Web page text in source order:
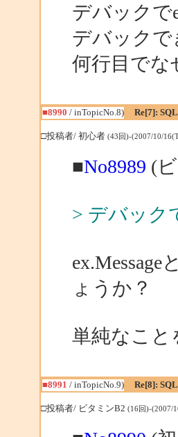
デバックで
デバックで
何行目でな
■8990 / inTopicNo.8) Re[7]:
□投稿者/ 初心者 (43回)-(2007/10/
■No8989 (
> デバック
ょうか？
単純なこと
■8991 / inTopicNo.9) Re[8]:
□投稿者/ ビタミンB2 (16回)-(2007/